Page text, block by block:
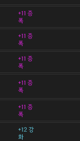
+11 증
폭
+11 증
폭
+11 증
폭
+11 증
폭
+11 증
폭
+12 강
화